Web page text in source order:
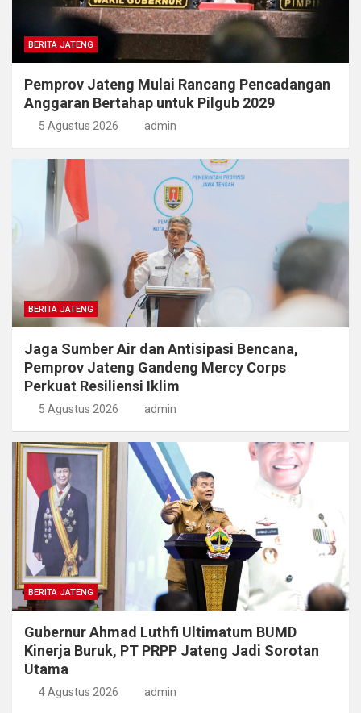
BERITA JATENG
Pemprov Jateng Mulai Rancang Pencadangan
Anggaran Bertahap untuk Pilgub 2029
5 Agustus 2026 admin
BERITA JATENG
Jaga Sumber Air dan Antisipasi Bencana,
Pemprov Jateng Gandeng Mercy Corps
Perkuat Resiliensi Iklim
5 Agustus 2026 admin
BERITA JATENG
Gubernur Ahmad Luthfi Ultimatum BUMD
Kinerja Buruk, PT PRPP Jateng Jadi Sorotan
Utama
4 Agustus 2026 admin